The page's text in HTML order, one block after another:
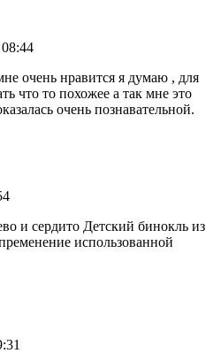
очень нравится я думаю , для
что то похожее а так мне это
очень познавательной.
и сердито Детский бинокль из
использованной